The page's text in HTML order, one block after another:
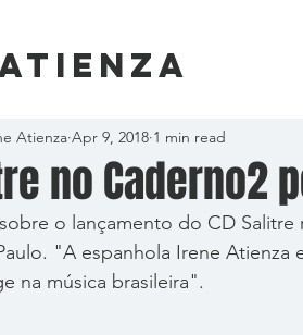
no Caderno2
Atienza Apr 9, 2018 1 min read
o lançamento do CD
"A espanhola Irene
na música brasileira".